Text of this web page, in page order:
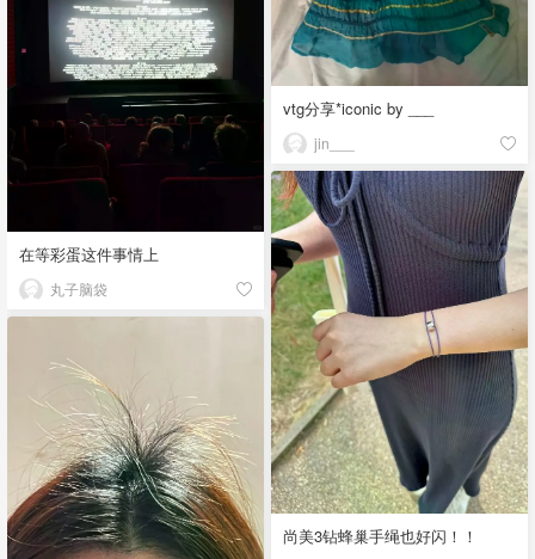
vtg分享*iconic by ___
jin___
在等彩蛋这件事情上
丸子脑袋
尚美3钻蜂巢手绳也好闪！！